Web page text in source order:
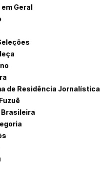
Geral
de Residência Jornalística